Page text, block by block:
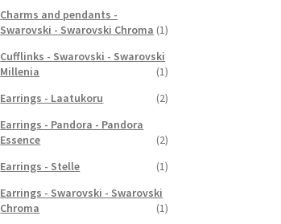
Charms and pendants -
Swarovski - Swarovski Chroma (1)
Cufflinks - Swarovski - Swarovski
Millenia
(1)
Earrings - Laatukoru
(2)
Earrings - Pandora - Pandora
Essence
(2)
Earrings - Stelle
(1)
Earrings - Swarovski - Swarovski
Chroma
(1)